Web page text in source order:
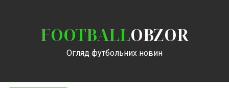
FOOTBALLOBZOR
Огляд футбольних новин